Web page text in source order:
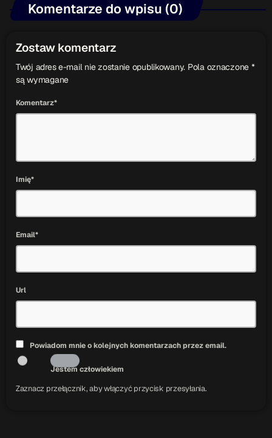
Komentarze do wpisu (0)
Zostaw komentarz
Twój adres e-mail nie zostanie opublikowany. Pola oznaczone *
są wymagane
Komentarz*
Imię*
Email*
Url
Powiadom mnie o kolejnych komentarzach przez email.
Jestem człowiekiem
Zaznacz przełącznik, aby włączyć przycisk przesyłania.